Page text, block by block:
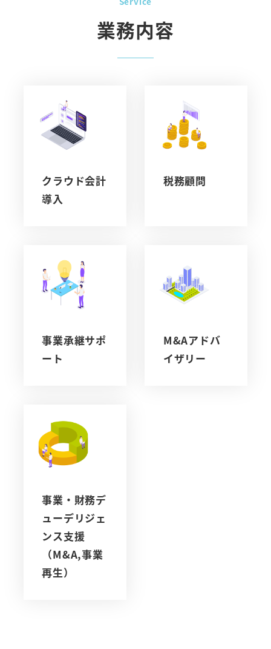
業務内容
クラウド会計
導入
税務顧問
事業承継サポ
ート
M&Aアドバ
イザリー
事業・財務デ
ューデリジェ
ンス支援
（M&A,事業
再生）